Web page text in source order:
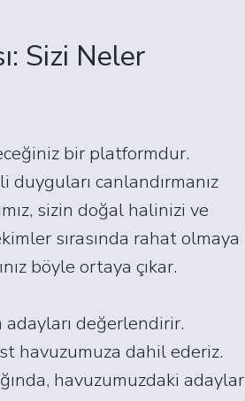
Sizi Neler
bir platformdur.
duyguları canlandırmanız
sizin doğal halinizi ve
sırasında rahat olmaya
böyle ortaya çıkar.
değerlendirir.
havuzumuza dahil ederiz.
havuzumuzdaki adaylar